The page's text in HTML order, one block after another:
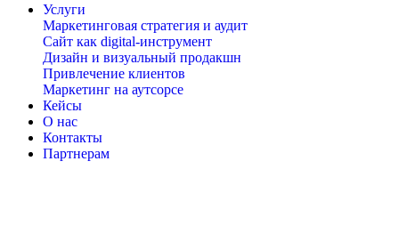
Услуги
Маркетинговая стратегия и аудит
Сайт как digital-инструмент
Дизайн и визуальный продакшн
Привлечение клиентов
Маркетинг на аутсорсе
Кейсы
О нас
Контакты
Партнерам